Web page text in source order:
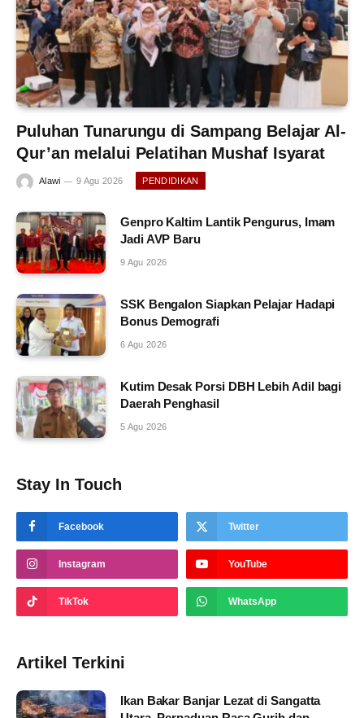
Puluhan Tunarungu di Sampang Belajar Al-
Qur’an melalui Pelatihan Mushaf Isyarat
Alawi 9 Agu 2026 PENDIDIKAN
Genpro Kaltim Lantik Pengurus, Imam
Jadi AVP Baru
9 Agu 2026
SSK Bengalon Siapkan Pelajar Hadapi
Bonus Demografi
6 Agu 2026
Kutim Desak Porsi DBH Lebih Adil bagi
Daerah Penghasil
5 Agu 2026
Stay In Touch
Facebook Twitter
Instagram YouTube
TikTok WhatsApp
Artikel Terkini
Ikan Bakar Banjar Lezat di Sangatta